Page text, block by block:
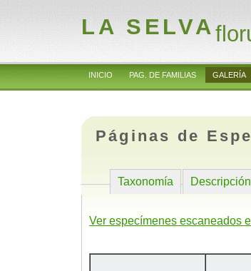
LA SELVA
INICIO PAG. DE FAMILIAS GALERÍA
Páginas de
Taxonomía Descripción
Ver especímenes escaneados